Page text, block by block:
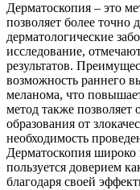
Дерматоскопия – это
позволяет более точно
дерматологические
исследование,
результатов.
возможность раннего
меланома, что
метод также позволяет
образования от
необходимость
Дерматоскопия широко
пользуется доверием
благодаря своей